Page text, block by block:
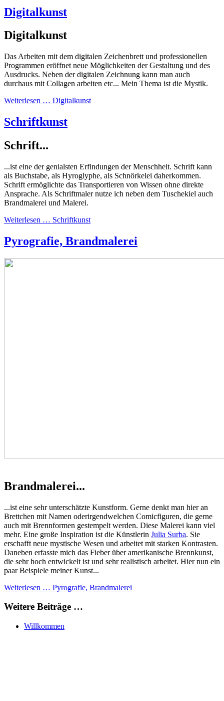
Digitalkunst
Digitalkunst
Das Arbeiten mit dem digitalen Zeichenbrett und professionellen
Programmen eröffnet neue Möglichkeiten der Gestaltung und des
Ausdrucks. Neben der digitalen Zeichnung kann man auch
durchaus mit Collagen arbeiten etc... Mein Thema ist die Mystik.
Weiterlesen … Digitalkunst
Schriftkunst
Schrift...
...ist eine der genialsten Erfindungen der Menschheit. Schrift kann
als Buchstabe, als Hyroglyphe, als Schnörkelei daherkommen.
Schrift ermöglichte das Transportieren von Wissen ohne direkte
Ansprache. Als Schriftmaler nutze ich neben dem Tuschekiel auch
Brandmalerei und Malerei.
Weiterlesen … Schriftkunst
Pyrografie, Brandmalerei
Brandmalerei...
...ist eine sehr unterschätzte Kunstform. Gerne denkt man hier an
Brettchen mit Namen oderirgendwelchen Comicfiguren, die gerne
auch mit Brennformen gestempelt werden. Diese Malerei kann viel
mehr. Eine große Inspiration ist die Künstlerin Julia Surba. Sie
erschafft neue mystische Wesen und arbeitet mit starken Kontrasten.
Daneben erfasste mich das Fieber über amerikanische Brennkunst,
die sehr hoch entwickelt ist und sehr realistisch arbeitet. Hier nun ein
paar Beispiele meiner Kunst...
Weiterlesen … Pyrografie, Brandmalerei
Weitere Beiträge …
Willkommen